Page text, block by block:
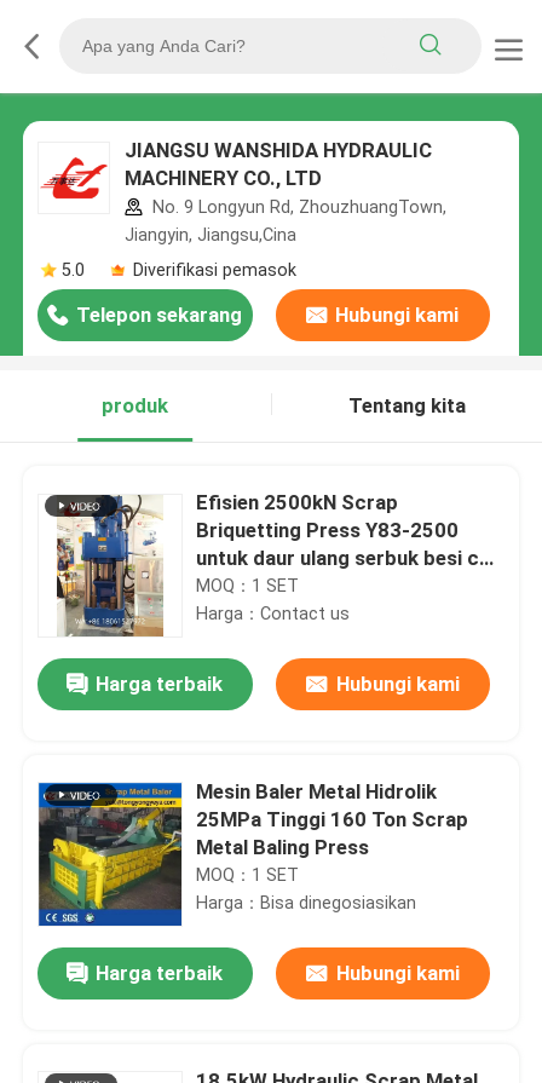
JIANGSU WANSHIDA HYDRAULIC
MACHINERY CO., LTD
No. 9 Longyun Rd, ZhouzhuangTown,
Jiangyin, Jiangsu,Cina
5.0
Diverifikasi pemasok
Telepon sekarang Hubungi kami
produk Tentang kita
Efisien 2500kN Scrap
Briquetting Press Y83-2500
untuk daur ulang serbuk besi cor
dan chip logam
MOQ：1 SET
Harga：Contact us
Harga terbaik Hubungi kami
Mesin Baler Metal Hidrolik
25MPa Tinggi 160 Ton Scrap
Metal Baling Press
MOQ：1 SET
Harga：Bisa dinegosiasikan
Harga terbaik Hubungi kami